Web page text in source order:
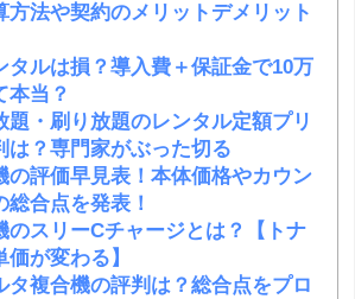
方法や契約のメリットデメリット
タルは損？導入費＋保証金で10万
本当？
題・刷り放題のレンタル定額プリ
は？専門家がぶった切る
の評価早見表！本体価格やカウン
総合点を発表！
のスリーCチャージとは？【トナ
が変わる】
タ複合機の評判は？総合点をプロ